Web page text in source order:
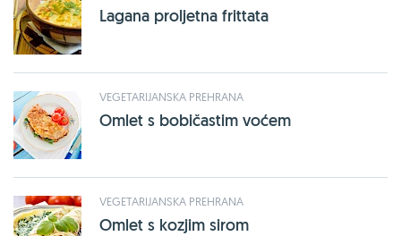
Lagana proljetna frittata
VEGETARIJANSKA PREHRANA
Omlet s bobičastim voćem
VEGETARIJANSKA PREHRANA
Omlet s kozjim sirom